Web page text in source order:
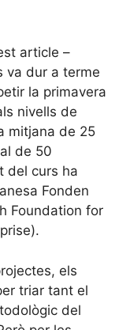
article –
va dur a terme
la primavera
nivells de
mitjana de 25
de 50
del curs ha
Fonden
Foundation for
els
triar tant el
del